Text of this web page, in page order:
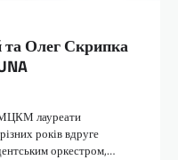
та Олег Скрипка
МЦКМ лауреати
років вдруге
оркестром,…